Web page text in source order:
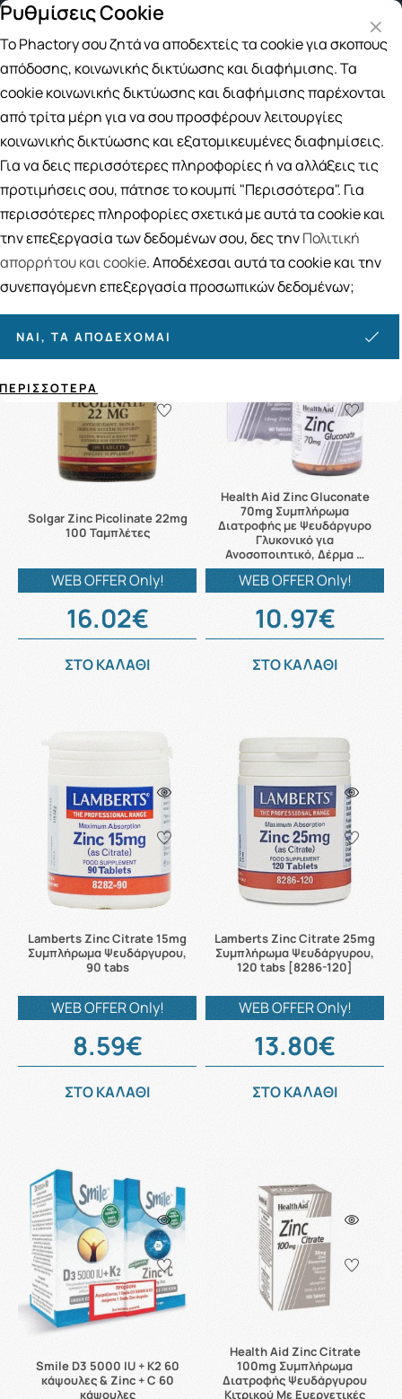
Δωρεάν μεταφορικά για αγορές άνω των 49€
Αναζήτηση
Αρχική / ΒΙΤΑΜΙΝΕΣ / Μέταλλα, Ιχνοστοιχεία / Ψευδάργυρος
Ψευδάργυρος
24ΠΡΟΪΟΝΤΑ
Ταξινόμηση Προβολή
Solgar Zinc Picolinate 22mg
100 Ταμπλέτες
WEB OFFER Only!
16.02€
ΣΤΟ ΚΑΛΑΘΙ
Health Aid Zinc Gluconate
70mg Συμπλήρωμα
Διατροφής με Ψευδάργυρο
Γλυκονικό για
Ανοσοποιητικό, Δέρμα …
WEB OFFER Only!
10.97€
ΣΤΟ ΚΑΛΑΘΙ
Lamberts Zinc Citrate 15mg
Συμπλήρωμα Ψευδάργυρου,
90 tabs
WEB OFFER Only!
8.59€
ΣΤΟ ΚΑΛΑΘΙ
Lamberts Zinc Citrate 25mg
Συμπλήρωμα Ψευδάργυρου,
120 tabs [8286-120]
WEB OFFER Only!
13.80€
ΣΤΟ ΚΑΛΑΘΙ
Smile D3 5000 IU + K2 60
κάψουλες & Zinc + C 60
κάψουλες
Health Aid Zinc Citrate
100mg Συμπλήρωμα
Διατροφής Ψευδάργυρου
Κιτρικού Με Ευεργετικές
Ρυθμίσεις Cookie
Το Phactory σου ζητά να αποδεχτείς τα cookie για σκοπούς
απόδοσης, κοινωνικής δικτύωσης και διαφήμισης. Τα
cookie κοινωνικής δικτύωσης και διαφήμισης παρέχονται
από τρίτα μέρη για να σου προσφέρουν λειτουργίες
κοινωνικής δικτύωσης και εξατομικευμένες διαφημίσεις.
Για να δεις περισσότερες πληροφορίες ή να αλλάξεις τις
προτιμήσεις σου, πάτησε το κουμπί "Περισσότερα". Για
περισσότερες πληροφορίες σχετικά με αυτά τα cookie και
την επεξεργασία των δεδομένων σου, δες τηνΠολιτική
απορρήτου και cookie. Αποδέχεσαι αυτά τα cookie και την
συνεπαγόμενη επεξεργασία προσωπικών δεδομένων;
ΝΑΙ, ΤΑ ΑΠΟΔΈΧΟΜΑΙ
ΠΕΡΙΣΣΌΤΕΡΑ